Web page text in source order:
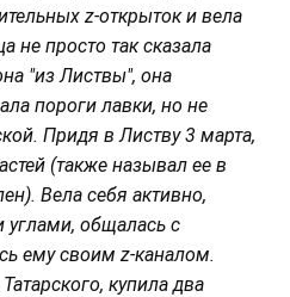
z-открыток и вела
не просто так сказала
"из Листвы", она
пороги лавки, но не
Придя в Листву 3 марта,
(также называл ее в
Вела себя активно,
углами, общалась с
ему своим z-каналом.
купила два